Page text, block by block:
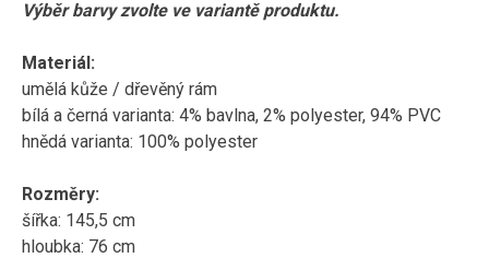
Výběr barvy zvolte ve variantě produktu.
Materiál:
umělá kůže / dřevěný rám
bílá a černá varianta: 4% bavlna, 2% polyester, 94% PVC
hnědá varianta: 100% polyester
Rozměry:
šířka: 145,5 cm
hloubka: 76 cm